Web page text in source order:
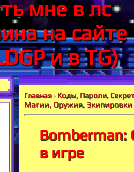
мне в лс
на сайте
и в TG)
Главная » Коды, Пароли,
Магии, Оружия, Экипировки
Bomberman:
в игре